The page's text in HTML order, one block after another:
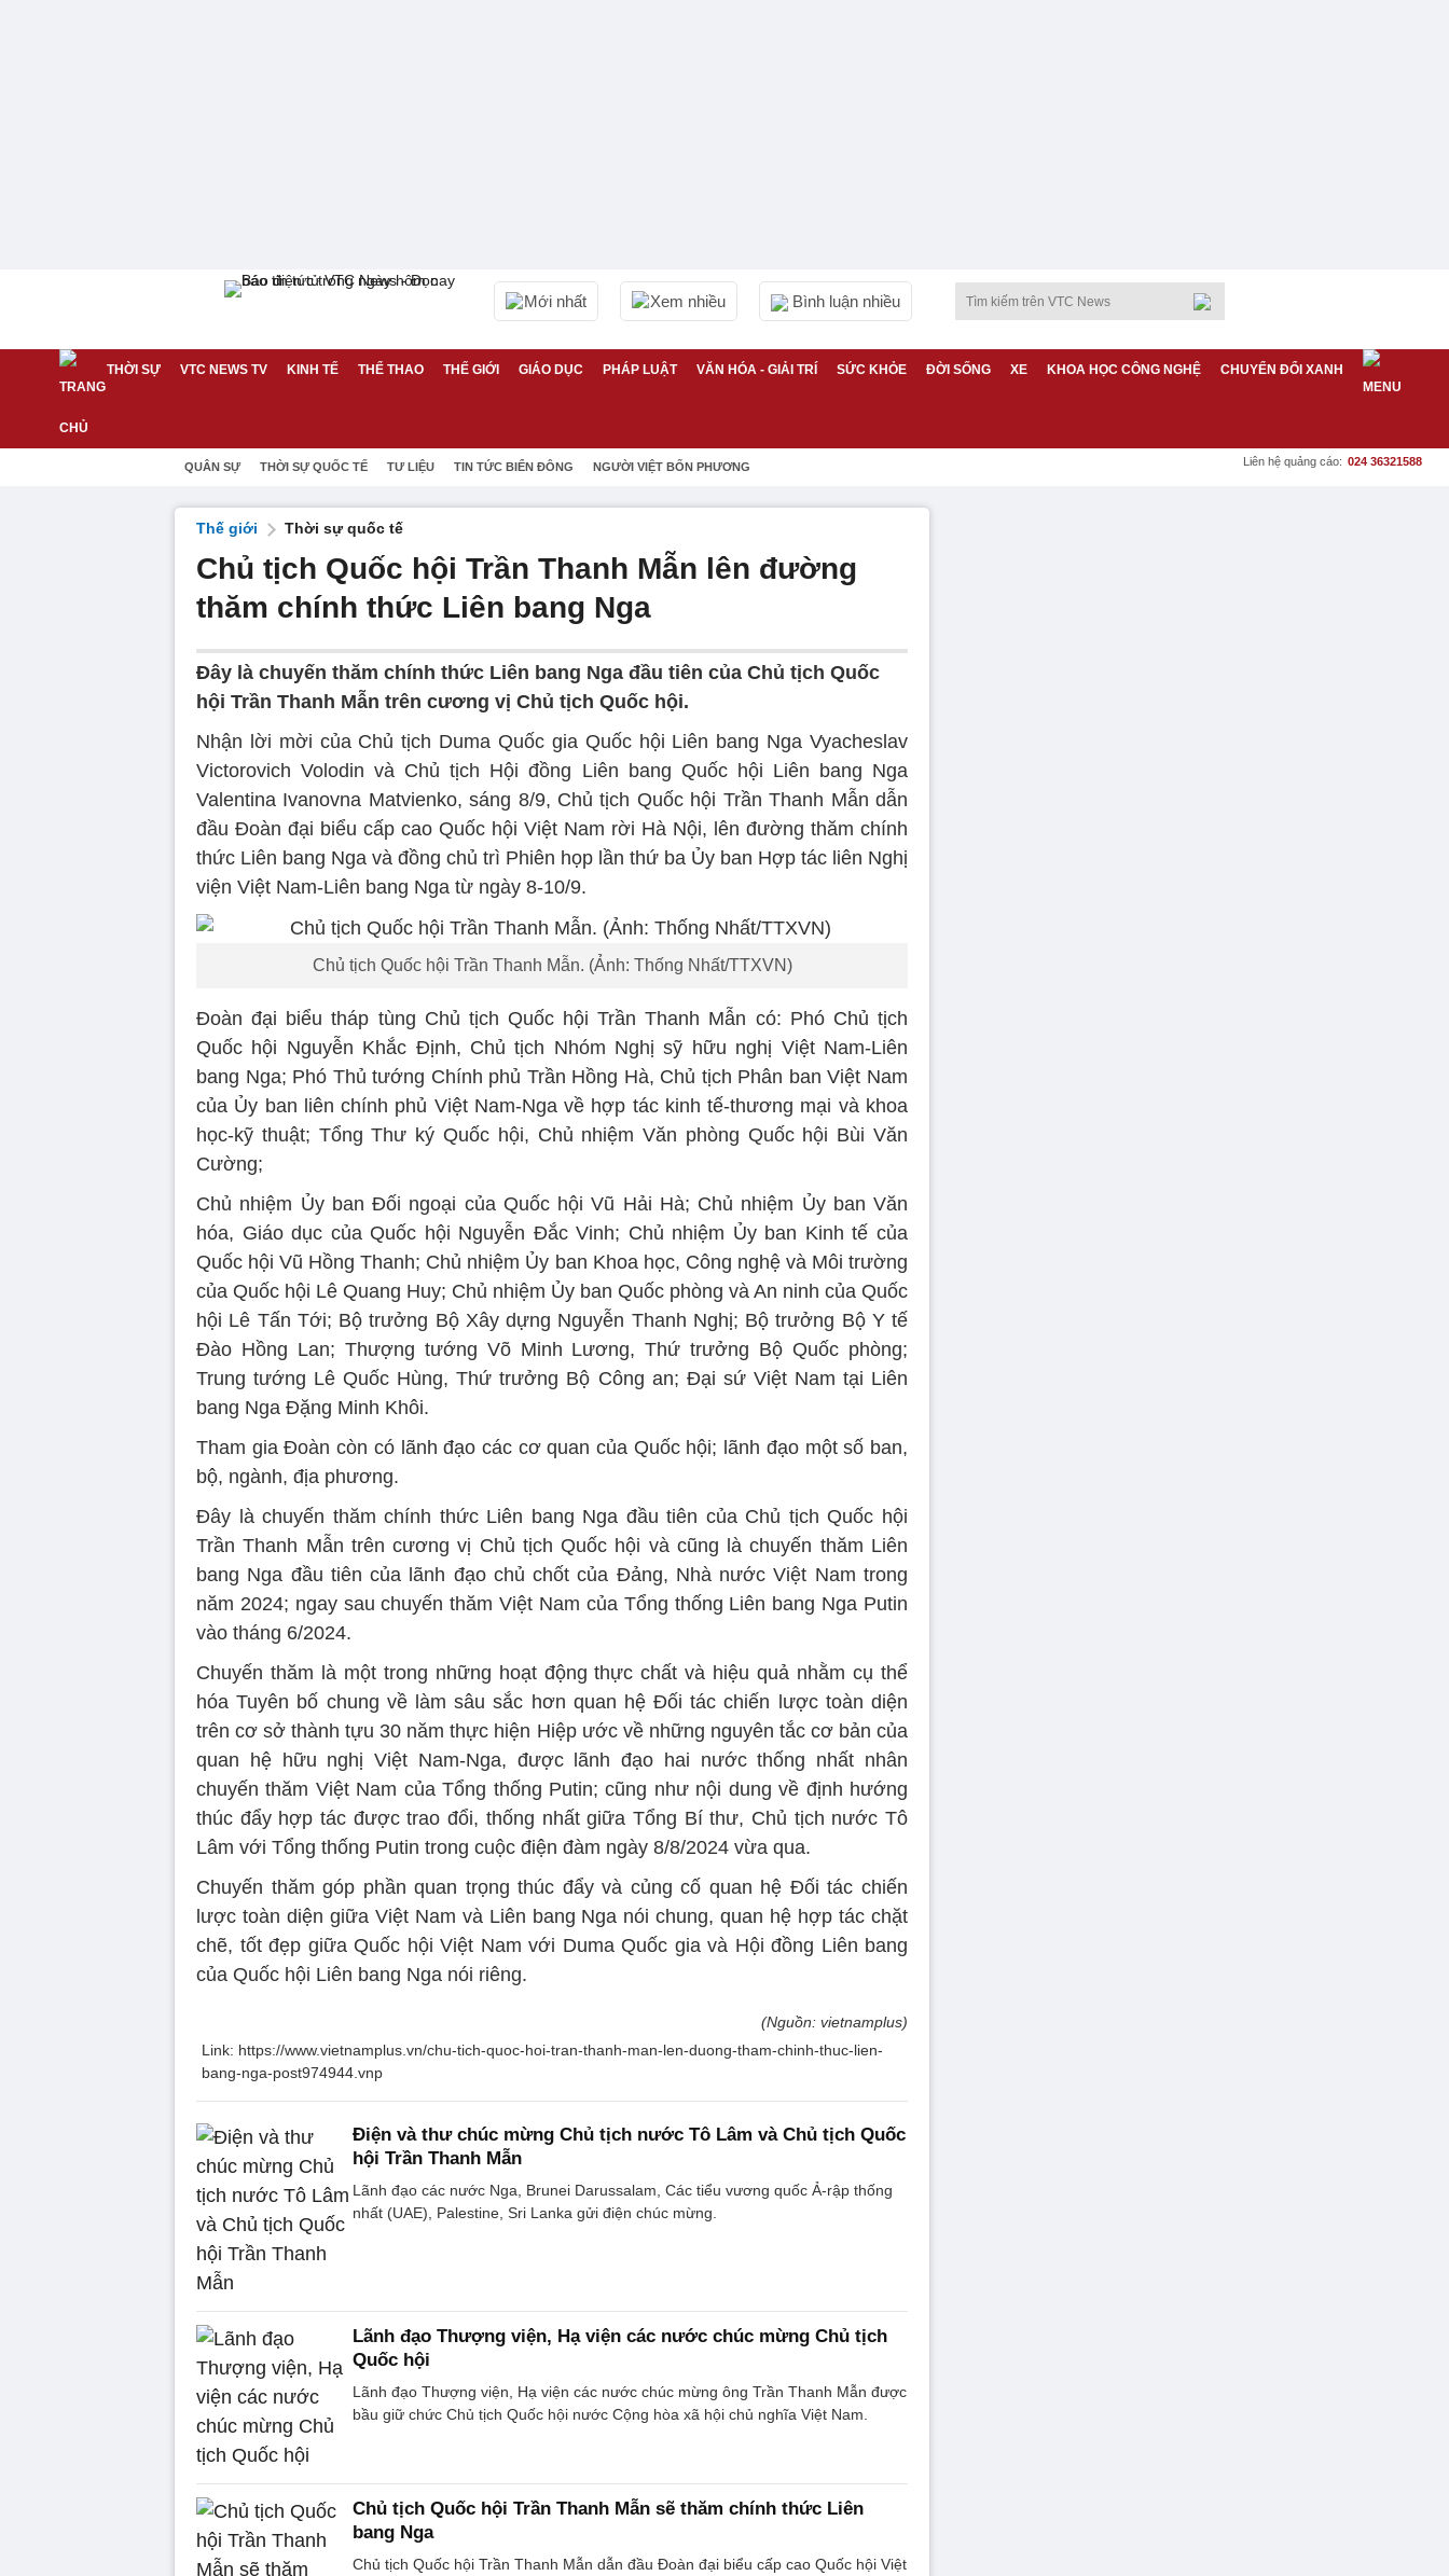
Mới nhất Xem nhiều Bình luận nhiều
THỜI SỰ VTC NEWS TV KINH TẾ THỂ THAO THẾ GIỚI GIÁO DỤC PHÁP LUẬT VĂN HÓA - GIẢI TRÍ SỨC KHỎE ĐỜI SỐNG XE KHOA HỌC CÔNG NGHỆ CHUYỂN ĐỔI XANH
QUÂN SỰ THỜI SỰ QUỐC TẾ TƯ LIỆU TIN TỨC BIỂN ĐÔNG NGƯỜI VIỆT BỐN PHƯƠNG Liên hệ quảng cáo: 024 36321588
Thế giới Thời sự quốc tế
Chủ tịch Quốc hội Trần Thanh Mẫn lên đường
thăm chính thức Liên bang Nga
Đây là chuyến thăm chính thức Liên bang Nga đầu tiên của Chủ tịch Quốc
hội Trần Thanh Mẫn trên cương vị Chủ tịch Quốc hội.
Nhận lời mời của Chủ tịch Duma Quốc gia Quốc hội Liên bang Nga Vyacheslav
Victorovich Volodin và Chủ tịch Hội đồng Liên bang Quốc hội Liên bang Nga
Valentina Ivanovna Matvienko, sáng 8/9, Chủ tịch Quốc hội Trần Thanh Mẫn dẫn
đầu Đoàn đại biểu cấp cao Quốc hội Việt Nam rời Hà Nội, lên đường thăm chính
thức Liên bang Nga và đồng chủ trì Phiên họp lần thứ ba Ủy ban Hợp tác liên Nghị
viện Việt Nam-Liên bang Nga từ ngày 8-10/9.
Chủ tịch Quốc hội Trần Thanh Mẫn. (Ảnh: Thống Nhất/TTXVN)
Đoàn đại biểu tháp tùng Chủ tịch Quốc hội Trần Thanh Mẫn có: Phó Chủ tịch
Quốc hội Nguyễn Khắc Định, Chủ tịch Nhóm Nghị sỹ hữu nghị Việt Nam-Liên
bang Nga; Phó Thủ tướng Chính phủ Trần Hồng Hà, Chủ tịch Phân ban Việt Nam
của Ủy ban liên chính phủ Việt Nam-Nga về hợp tác kinh tế-thương mại và khoa
học-kỹ thuật; Tổng Thư ký Quốc hội, Chủ nhiệm Văn phòng Quốc hội Bùi Văn
Cường;
Chủ nhiệm Ủy ban Đối ngoại của Quốc hội Vũ Hải Hà; Chủ nhiệm Ủy ban Văn
hóa, Giáo dục của Quốc hội Nguyễn Đắc Vinh; Chủ nhiệm Ủy ban Kinh tế của
Quốc hội Vũ Hồng Thanh; Chủ nhiệm Ủy ban Khoa học, Công nghệ và Môi trường
của Quốc hội Lê Quang Huy; Chủ nhiệm Ủy ban Quốc phòng và An ninh của Quốc
hội Lê Tấn Tới; Bộ trưởng Bộ Xây dựng Nguyễn Thanh Nghị; Bộ trưởng Bộ Y tế
Đào Hồng Lan; Thượng tướng Võ Minh Lương, Thứ trưởng Bộ Quốc phòng;
Trung tướng Lê Quốc Hùng, Thứ trưởng Bộ Công an; Đại sứ Việt Nam tại Liên
bang Nga Đặng Minh Khôi.
Tham gia Đoàn còn có lãnh đạo các cơ quan của Quốc hội; lãnh đạo một số ban,
bộ, ngành, địa phương.
Đây là chuyến thăm chính thức Liên bang Nga đầu tiên của Chủ tịch Quốc hội
Trần Thanh Mẫn trên cương vị Chủ tịch Quốc hội và cũng là chuyến thăm Liên
bang Nga đầu tiên của lãnh đạo chủ chốt của Đảng, Nhà nước Việt Nam trong
năm 2024; ngay sau chuyến thăm Việt Nam của Tổng thống Liên bang Nga Putin
vào tháng 6/2024.
Chuyến thăm là một trong những hoạt động thực chất và hiệu quả nhằm cụ thể
hóa Tuyên bố chung về làm sâu sắc hơn quan hệ Đối tác chiến lược toàn diện
trên cơ sở thành tựu 30 năm thực hiện Hiệp ước về những nguyên tắc cơ bản của
quan hệ hữu nghị Việt Nam-Nga, được lãnh đạo hai nước thống nhất nhân
chuyến thăm Việt Nam của Tổng thống Putin; cũng như nội dung về định hướng
thúc đẩy hợp tác được trao đổi, thống nhất giữa Tổng Bí thư, Chủ tịch nước Tô
Lâm với Tổng thống Putin trong cuộc điện đàm ngày 8/8/2024 vừa qua.
Chuyến thăm góp phần quan trọng thúc đẩy và củng cố quan hệ Đối tác chiến
lược toàn diện giữa Việt Nam và Liên bang Nga nói chung, quan hệ hợp tác chặt
chẽ, tốt đẹp giữa Quốc hội Việt Nam với Duma Quốc gia và Hội đồng Liên bang
của Quốc hội Liên bang Nga nói riêng.
(Nguồn: vietnamplus)
Link: https://www.vietnamplus.vn/chu-tich-quoc-hoi-tran-thanh-man-len-duong-tham-chinh-thuc-lien-
bang-nga-post974944.vnp
Điện và thư chúc mừng Chủ tịch nước Tô Lâm và Chủ tịch Quốc
hội Trần Thanh Mẫn
Lãnh đạo các nước Nga, Brunei Darussalam, Các tiểu vương quốc Ả-rập thống
nhất (UAE), Palestine, Sri Lanka gửi điện chúc mừng.
Lãnh đạo Thượng viện, Hạ viện các nước chúc mừng Chủ tịch
Quốc hội
Lãnh đạo Thượng viện, Hạ viện các nước chúc mừng ông Trần Thanh Mẫn được
bầu giữ chức Chủ tịch Quốc hội nước Cộng hòa xã hội chủ nghĩa Việt Nam.
Chủ tịch Quốc hội Trần Thanh Mẫn sẽ thăm chính thức Liên
bang Nga
Chủ tịch Quốc hội Trần Thanh Mẫn dẫn đầu Đoàn đại biểu cấp cao Quốc hội Việt